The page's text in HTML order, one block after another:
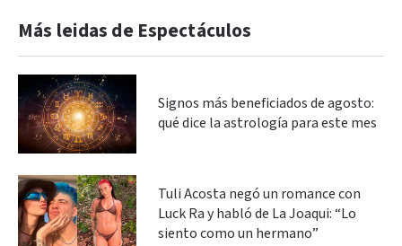
Más leidas de Espectáculos
Signos más beneficiados de agosto:
qué dice la astrología para este mes
Tuli Acosta negó un romance con
Luck Ra y habló de La Joaqui: “Lo
siento como un hermano”